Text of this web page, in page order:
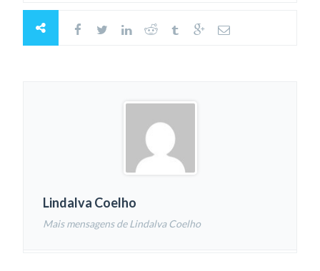
Lindalva Coelho
Mais mensagens de Lindalva Coelho